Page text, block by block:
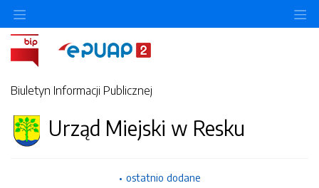
Biuletyn Informacji Publicznej
Urząd Miejski w Resku
ostatnio dodane